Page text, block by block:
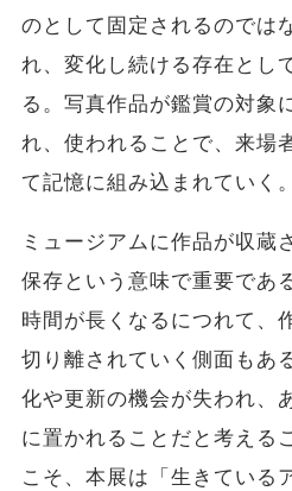
のとして固定されるのでは
れ、変化し続ける存在とし
る。写真作品が鑑賞の対象
れ、使われることで、来場
て記憶に組み込まれていく。
ミュージアムに作品が収蔵
保存という意味で重要であ
時間が長くなるにつれて、
切り離されていく側面もあ
化や更新の機会が失われ、
に置かれることだと考える
こそ、本展は「生きている